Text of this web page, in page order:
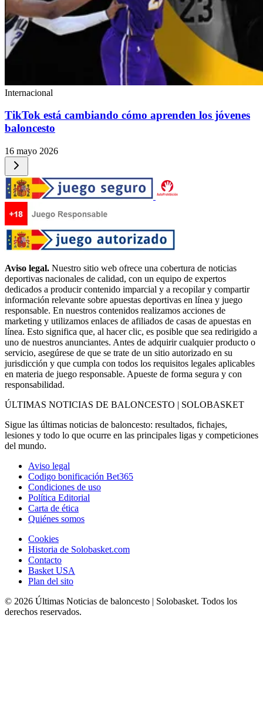
Internacional
TikTok está cambiando cómo aprenden los jóvenes
baloncesto
16 mayo 2026
Aviso legal. Nuestro sitio web ofrece una cobertura de noticias
deportivas nacionales de calidad, con un equipo de expertos
dedicados a producir contenido imparcial y a recopilar y compartir
información relevante sobre apuestas deportivas en línea y juego
responsable. En nuestros contenidos realizamos acciones de
marketing y utilizamos enlaces de afiliados de casas de apuestas en
línea. Esto significa que, al hacer clic, es posible que sea redirigido a
uno de nuestros anunciantes. Antes de adquirir cualquier producto o
servicio, asegúrese de que se trate de un sitio autorizado en su
jurisdicción y que cumpla con todos los requisitos legales aplicables
en materia de juego responsable. Apueste de forma segura y con
responsabilidad.
ÚLTIMAS NOTICIAS DE BALONCESTO | SOLOBASKET
Sigue las últimas noticias de baloncesto: resultados, fichajes,
lesiones y todo lo que ocurre en las principales ligas y competiciones
del mundo.
Aviso legal
Codigo bonificación Bet365
Condiciones de uso
Política Editorial
Carta de ética
Quiénes somos
Cookies
Historia de Solobasket.com
Contacto
Basket USA
Plan del sito
© 2026 Últimas Noticias de baloncesto | Solobasket. Todos los
derechos reservados.